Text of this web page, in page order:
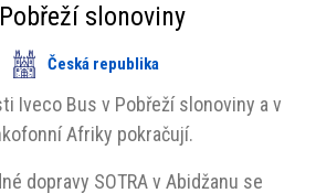
slonoviny
Česká republika
Iveco Bus v Pobřeží slonoviny a v
Afriky pokračují.
dopravy SOTRA v Abidžanu se